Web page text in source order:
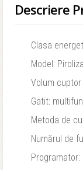
Descriere
Clasa
Model: Piroliza
Volum cuptor
Gatit:
Metoda de
Numărul de